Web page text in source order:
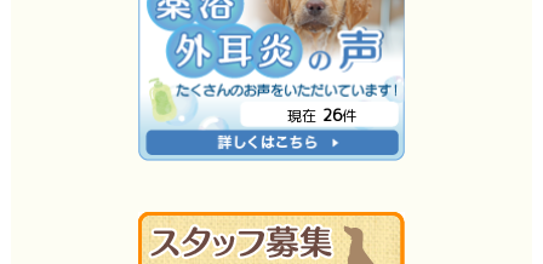
現在 26件